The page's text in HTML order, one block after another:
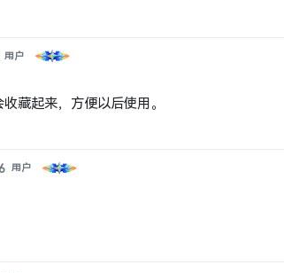
用户
藏起来，方便以后使用。
用户